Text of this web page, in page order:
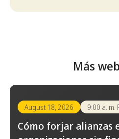
Más
August 18, 2026 9:00 a. m.
Cómo forjar alianzas